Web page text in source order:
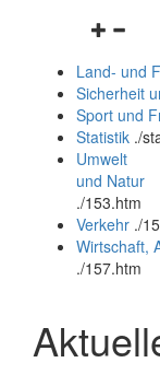
und
schließen
Land- und
Sicherheit
Sport und
Statistik ./
Umwelt
und Natur
./153.htm
Verkehr ./
Wirtschaft,
./157.htm